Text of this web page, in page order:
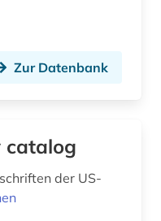
Zur Datenbank
catalog
der US-